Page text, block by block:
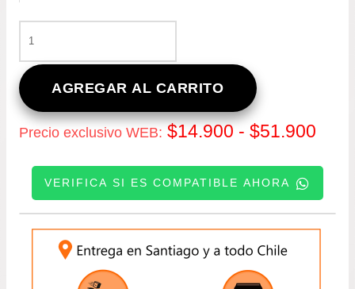
DE
DIRECCIÓN
PARA
MG
ZS
1.5
2017
2022
AGREGAR AL CARRITO
Precio exclusivo WEB: $14.900 - $51.900
de
VERIFICA SI ES COMPATIBLE AHORA